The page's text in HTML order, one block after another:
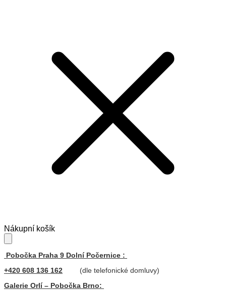
Skip
to
navigation
Skip
to
content
Nákupní košík
Pobočka Praha 9 Dolní Počernice :
+420 608 136 162
(dle telefonické domluvy)
Galerie Orlí – Pobočka Brno: